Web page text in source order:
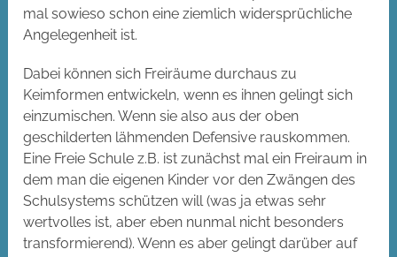
mal sowieso schon eine ziemlich widersprüchliche
Angelegenheit ist.
Dabei können sich Freiräume durchaus zu
Keimformen entwickeln, wenn es ihnen gelingt sich
einzumischen. Wenn sie also aus der oben
geschilderten lähmenden Defensive rauskommen.
Eine Freie Schule z.B. ist zunächst mal ein Freiraum in
dem man die eigenen Kinder vor den Zwängen des
Schulsystems schützen will (was ja etwas sehr
wertvolles ist, aber eben nunmal nicht besonders
transformierend). Wenn es aber gelingt darüber auf